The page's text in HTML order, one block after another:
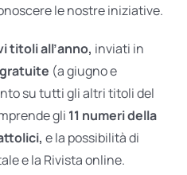
le nostre iniziative.
titoli all’anno, inviati in
(a giugno e
su tutti gli altri titoli del
gli 11 numeri della
e la possibilità di
e la Rivista online.